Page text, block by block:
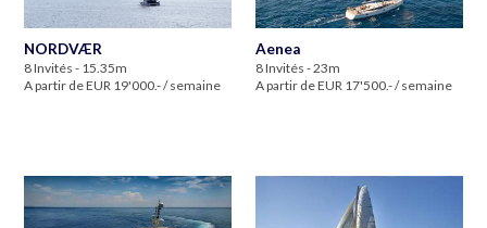
NORDVÆR
8 Invités - 15.35m
A partir de EUR 19'000.- / semaine
Aenea
8 Invités - 23m
A partir de EUR 17'500.- / semaine